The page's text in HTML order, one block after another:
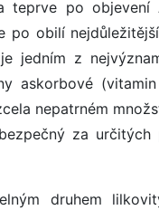
teprve po objevení
po obilí
jedním z
askorbové
nepatrném
za určitých
druhem